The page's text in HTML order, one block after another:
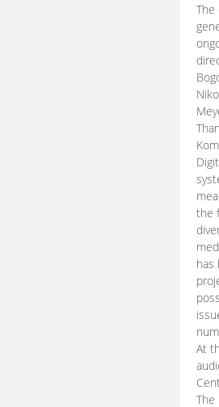
The
the
has
At
The